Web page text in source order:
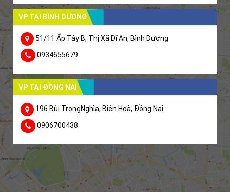
VP TẠI BÌNH DƯƠNG
51/11 Ấp Tây B, Thị Xã Dĩ An, Bình Dương
0934655679
VP TẠI ĐỒNG NAI
196 Bùi TrọngNghĩa, Biên Hoà, Đồng Nai
0906700438